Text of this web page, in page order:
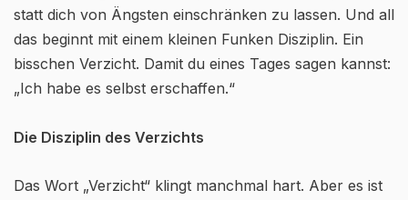
statt dich von Ängsten einschränken zu lassen. Und all
das beginnt mit einem kleinen Funken Disziplin. Ein
bisschen Verzicht. Damit du eines Tages sagen kannst:
„Ich habe es selbst erschaffen.“
Die Disziplin des Verzichts
Das Wort „Verzicht“ klingt manchmal hart. Aber es ist